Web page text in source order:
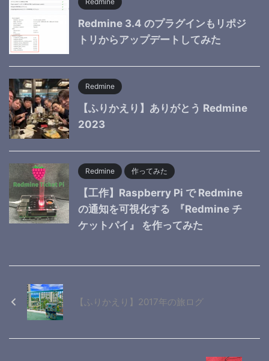
Redmine 3.4 のプラグインもリポジ
トリからアップデートしてみた
Redmine
【ふりかえり】ありがとう Redmine
2023
Redmine 作ってみた
【工作】Raspberry Pi で Redmine
の通知を可視化する 『Redmine チ
ケットパイ』 を作ってみた
【ふりかえり】2017年の旅ログ